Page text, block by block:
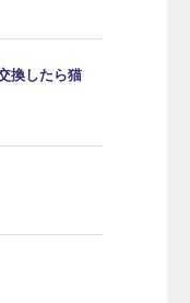
換したら猫